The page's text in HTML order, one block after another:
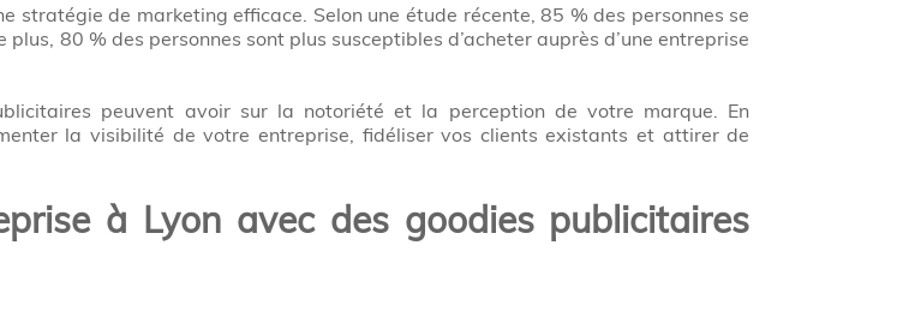
stratégie de marketing efficace. Selon une étude récente, 85 % des personnes se
80 % des personnes sont plus susceptibles d’acheter auprès d’une entreprise
peuvent avoir sur la notoriété et la perception de votre marque. En
la visibilité de votre entreprise, fidéliser vos clients existants et attirer de
à Lyon avec des goodies publicitaires